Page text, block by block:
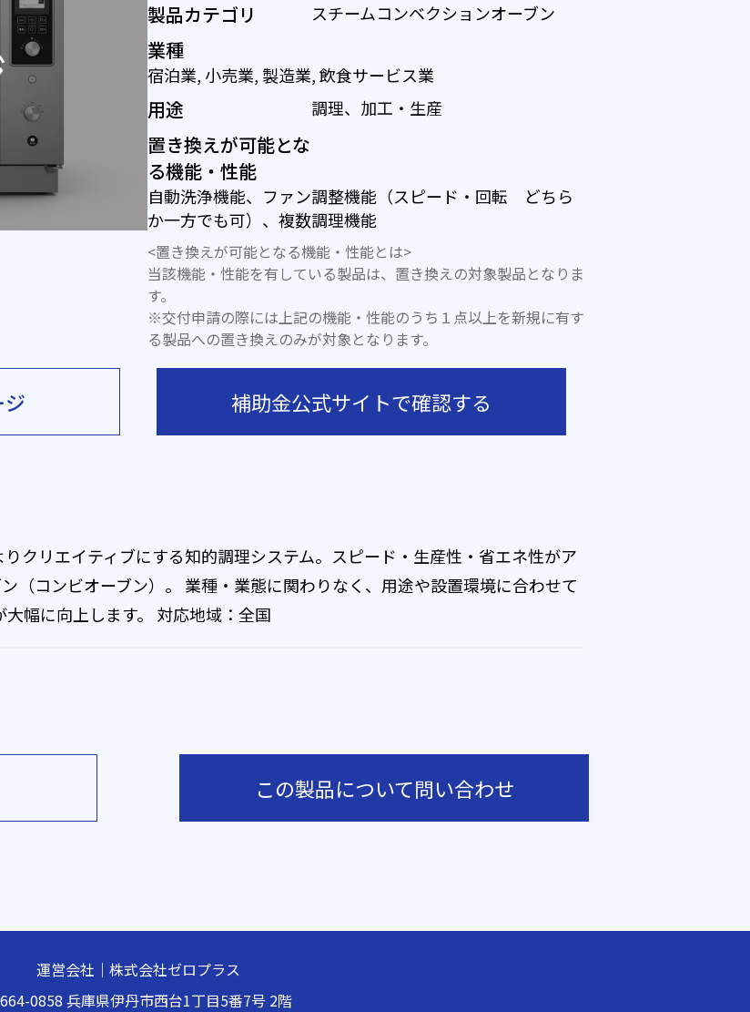
製品カテゴリ スチームコンベクションオーブン
業種
宿泊業, 小売業, 製造業, 飲食サービス業
用途 調理、加工・生産
置き換えが可能とな
る機能・性能
自動洗浄機能、ファン調整機能（スピード・回転 どちら
か一方でも可）、複数調理機能
<置き換えが可能となる機能・性能とは>
当該機能・性能を有している製品は、置き換えの対象製品となりま
す。
※交付申請の際には上記の機能・性能のうち１点以上を新規に有す
る製品への置き換えのみが対象となります。
補助金公式サイトで確認する
クリエイティブにする知的調理システム。スピード・生産性・省エネ性がア
（コンビオーブン）。 業種・業態に関わりなく、用途や設置環境に合わせて
幅に向上します。 対応地域：全国
この製品について問い合わせ
運営会社｜株式会社ゼロプラス
0858 兵庫県伊丹市西台1丁目5番7号 2階